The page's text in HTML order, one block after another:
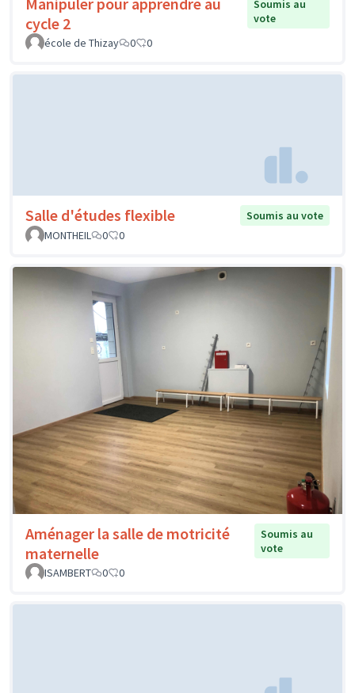
cycle 2
Soumis au
vote
école de Thizay
0 0
Salle d'études flexible
Soumis au vote
MONTHEIL
0 0
Aménager la salle de motricité
maternelle
Soumis au
vote
ISAMBERT
0 0